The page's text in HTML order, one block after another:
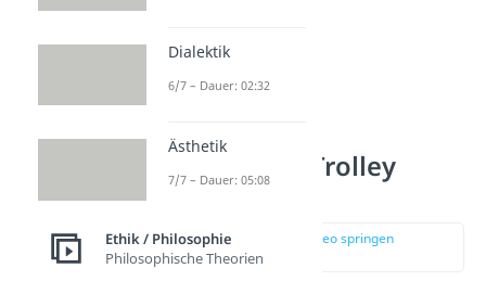
Varianten des Trolley
Problems
zur Stelle im Video springen
(01:05)
Dialektik
6/7 – Dauer: 02:32
Ästhetik
7/7 – Dauer: 05:08
Ethik / Philosophie
Philosophische Theorien